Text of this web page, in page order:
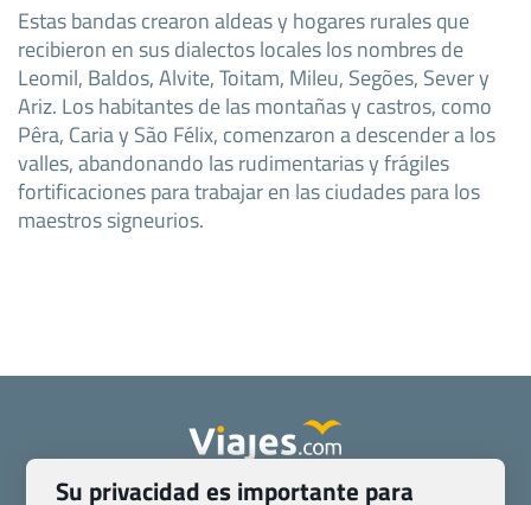
Estas bandas crearon aldeas y hogares rurales que
recibieron en sus dialectos locales los nombres de
Leomil, Baldos, Alvite, Toitam, Mileu, Segões, Sever y
Ariz. Los habitantes de las montañas y castros, como
Pêra, Caria y São Félix, comenzaron a descender a los
valles, abandonando las rudimentarias y frágiles
fortificaciones para trabajar en las ciudades para los
maestros signeurios.
Quienes somos Contacto
Su privacidad es importante para